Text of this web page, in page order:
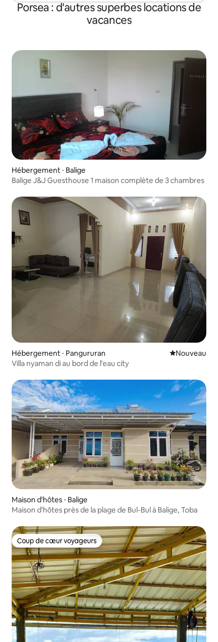
Porsea : d'autres superbes locations de
vacances
Hébergement ⋅ Balige
Balige J&J Guesthouse 1 maison complète de 3 chambres
Hébergement ⋅ Pangururan Nouvel
Nouveau
Villa nyaman di au bord de l'eau city
Maison d'hôtes ⋅ Balige
Maison d'hôtes près de la plage de Bul-Bul à Balige, Toba
Coup de cœur voyageurs
Coup de cœur voyageurs